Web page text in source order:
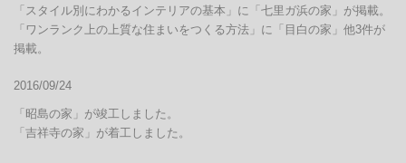
「スタイル別にわかるインテリアの基本」に「七里ガ浜の家」が掲載。
「ワンランク上の上質な住まいをつくる方法」に「目白の家」他3件が
掲載。
2016/09/24
「昭島の家」が竣工しました。
「吉祥寺の家」が着工しました。